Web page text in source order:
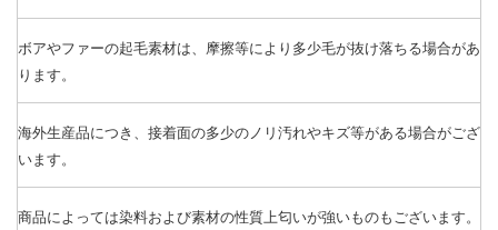
ボアやファーの起毛素材は、摩擦等により多少毛が抜け落ちる場合があ
ります。
海外生産品につき、接着面の多少のノリ汚れやキズ等がある場合がござ
います。
商品によっては染料および素材の性質上匂いが強いものもございます。